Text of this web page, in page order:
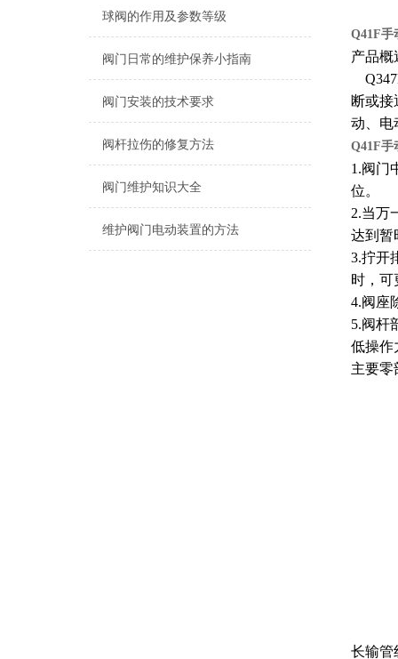
球阀的作用及参数等级
阀门日常的维护保养小指南
阀门安装的技术要求
阀杆拉伤的修复方法
阀门维护知识大全
维护阀门电动装置的方法
Q41F手
产品概
断或
动、电
Q41F手
1.阀门
位。
2.当万
达到暂
3.拧开
时，可
4.阀座
5.阀杆
低操作
主要零
长输管